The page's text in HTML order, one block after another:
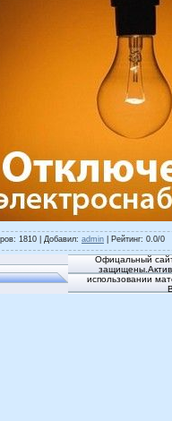
: 1810 | Добавил: admin Рейтинг: 0.0/0
Офицальный
использовании